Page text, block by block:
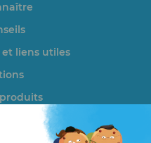
liens utiles